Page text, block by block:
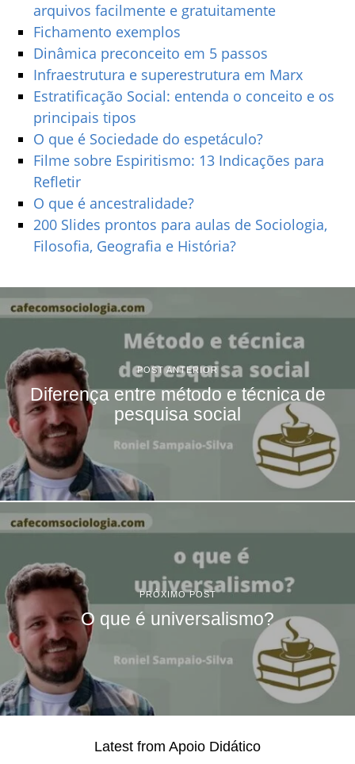
arquivos facilmente e gratuitamente
Fichamento exemplos
Dinâmica preconceito em 5 passos
Infraestrutura e superestrutura em Marx
Estratificação Social: entenda o conceito e os
principais tipos
O que é Sociedade do espetáculo?
Filme sobre Espiritismo: 13 Indicações para
Refletir
O que é ancestralidade?
200 Slides prontos para aulas de Sociologia,
Filosofia, Geografia e História?
POST ANTERIOR
Diferença entre método e técnica de
pesquisa social
PRÓXIMO POST
O que é universalismo?
Latest from Apoio Didático